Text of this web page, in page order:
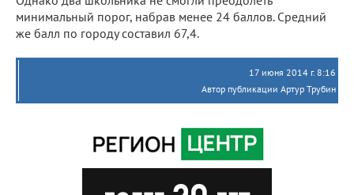
минимальный порог, набрав менее 24 баллов. Средний
же балл по городу составил 67,4.
17 июня 2014 г. 8:16
Автор публикации Артур Трубин